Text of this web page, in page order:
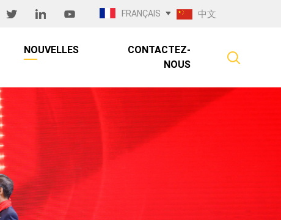
FRANÇAIS 中文
NOUVELLES
CONTACTEZ-
NOUS